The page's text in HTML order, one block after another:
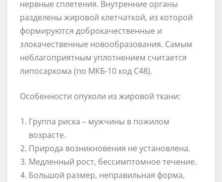
нервные сплетения. Внутренние органы
разделены жировой клетчаткой, из которой
формируются доброкачественные и
злокачественные новообразования. Самым
неблагоприятным уплотнением считается
липосаркома (по МКБ-10 код С48).
Особенности опухоли из жировой ткани:
Группа риска – мужчины в пожилом
возрасте.
Природа возникновения не установлена.
Медленный рост, бессимптомное течение.
Большой размер, неправильная форма,